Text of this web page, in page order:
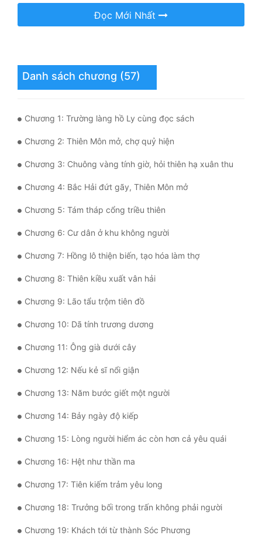
Học Đường
Khoa Huyễn
Kỳ Huyễn
Linh Dị
Làm Giàu
Lịch Sử
Mưu Mô
Mạt Thế
Mỹ Thực
Ngôn Tình
Ngược
Nữ Cường
Nữ Phụ
Phong Thủy - Tâm Linh
Phương Tây
Phản Phái
Quan Trường
Đọc Mới Nhất
Danh sách chương (57)
Chương 1: Trường làng hồ Ly cùng đọc sách
Chương 2: Thiên Môn mở, chợ quỷ hiện
Chương 3: Chuông vàng tính giờ, hỏi thiên hạ xuân thu
Chương 4: Bắc Hải đứt gãy, Thiên Môn mở
Chương 5: Tám tháp cổng triều thiên
Chương 6: Cư dân ở khu không người
Chương 7: Hồng lô thiện biến, tạo hóa làm thợ
Chương 8: Thiên kiều xuất vân hải
Chương 9: Lão tẩu trộm tiên đồ
Chương 10: Dã tính trương dương
Chương 11: Ông già dưới cây
Chương 12: Nếu kẻ sĩ nổi giận
Chương 13: Năm bước giết một người
Chương 14: Bảy ngày độ kiếp
Chương 15: Lòng người hiểm ác còn hơn cả yêu quái
Chương 16: Hệt như thần ma
Chương 17: Tiên kiếm trảm yêu long
Chương 18: Trưởng bối trong trấn không phải người
Chương 19: Khách tới từ thành Sóc Phương